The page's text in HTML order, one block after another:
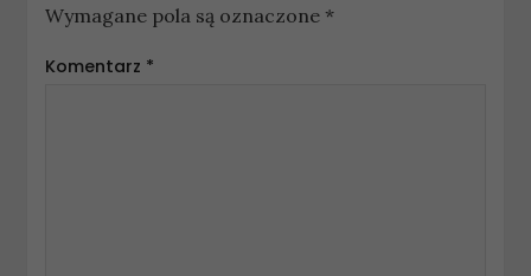
Wymagane pola są oznaczone *
Komentarz *